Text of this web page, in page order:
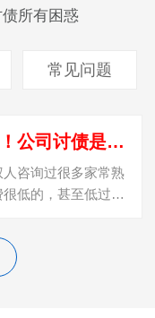
所有困惑
常见问题
常熟讨债收费标准！公司讨债是怎么收费？
咨询过很多家常熟
低的，甚至低过